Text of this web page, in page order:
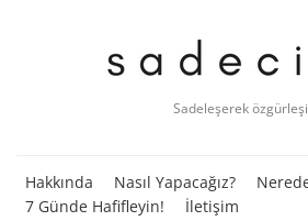
Sadeleşerek
Hakkında Nasıl Yapacağız?
7 Günde Hafifleyin!
İletişim